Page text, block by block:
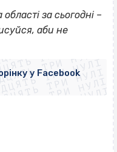
за сьогодні –
аби не
ТРИ НУЛІ
ТРИ НУЛІ
ТРИ НУЛІ
ТРИ НУЛІ
ТРИ НУЛІ
ТРИ НУЛІ
ТРИ НУЛІ
ТРИ НУЛІ
у Facebook